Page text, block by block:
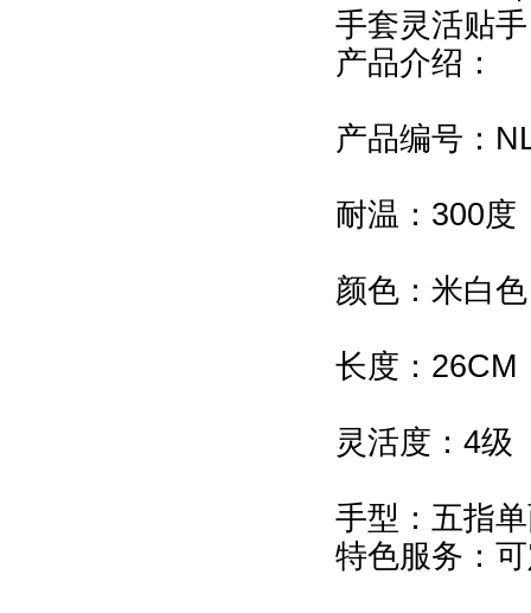
手套灵活贴手
产品介绍：
产品编号：
耐温：300度
颜色：米白色
长度：26CM
灵活度：4级
手型：五指
特色服务：